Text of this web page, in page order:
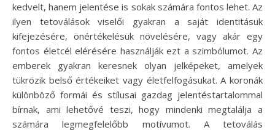
kedvelt, hanem jelentése is sokak számára fontos lehet. Az
ilyen tetoválások viselői gyakran a saját identitásuk
kifejezésére, önértékelésük növelésére, vagy akár egy
fontos életcél elérésére használják ezt a szimbólumot. Az
emberek gyakran keresnek olyan jelképeket, amelyek
tükrözik belső értékeiket vagy életfelfogásukat. A koronák
különböző formái és stílusai gazdag jelentéstartalommal
bírnak, ami lehetővé teszi, hogy mindenki megtalálja a
számára legmegfelelőbb motívumot. A tetoválás